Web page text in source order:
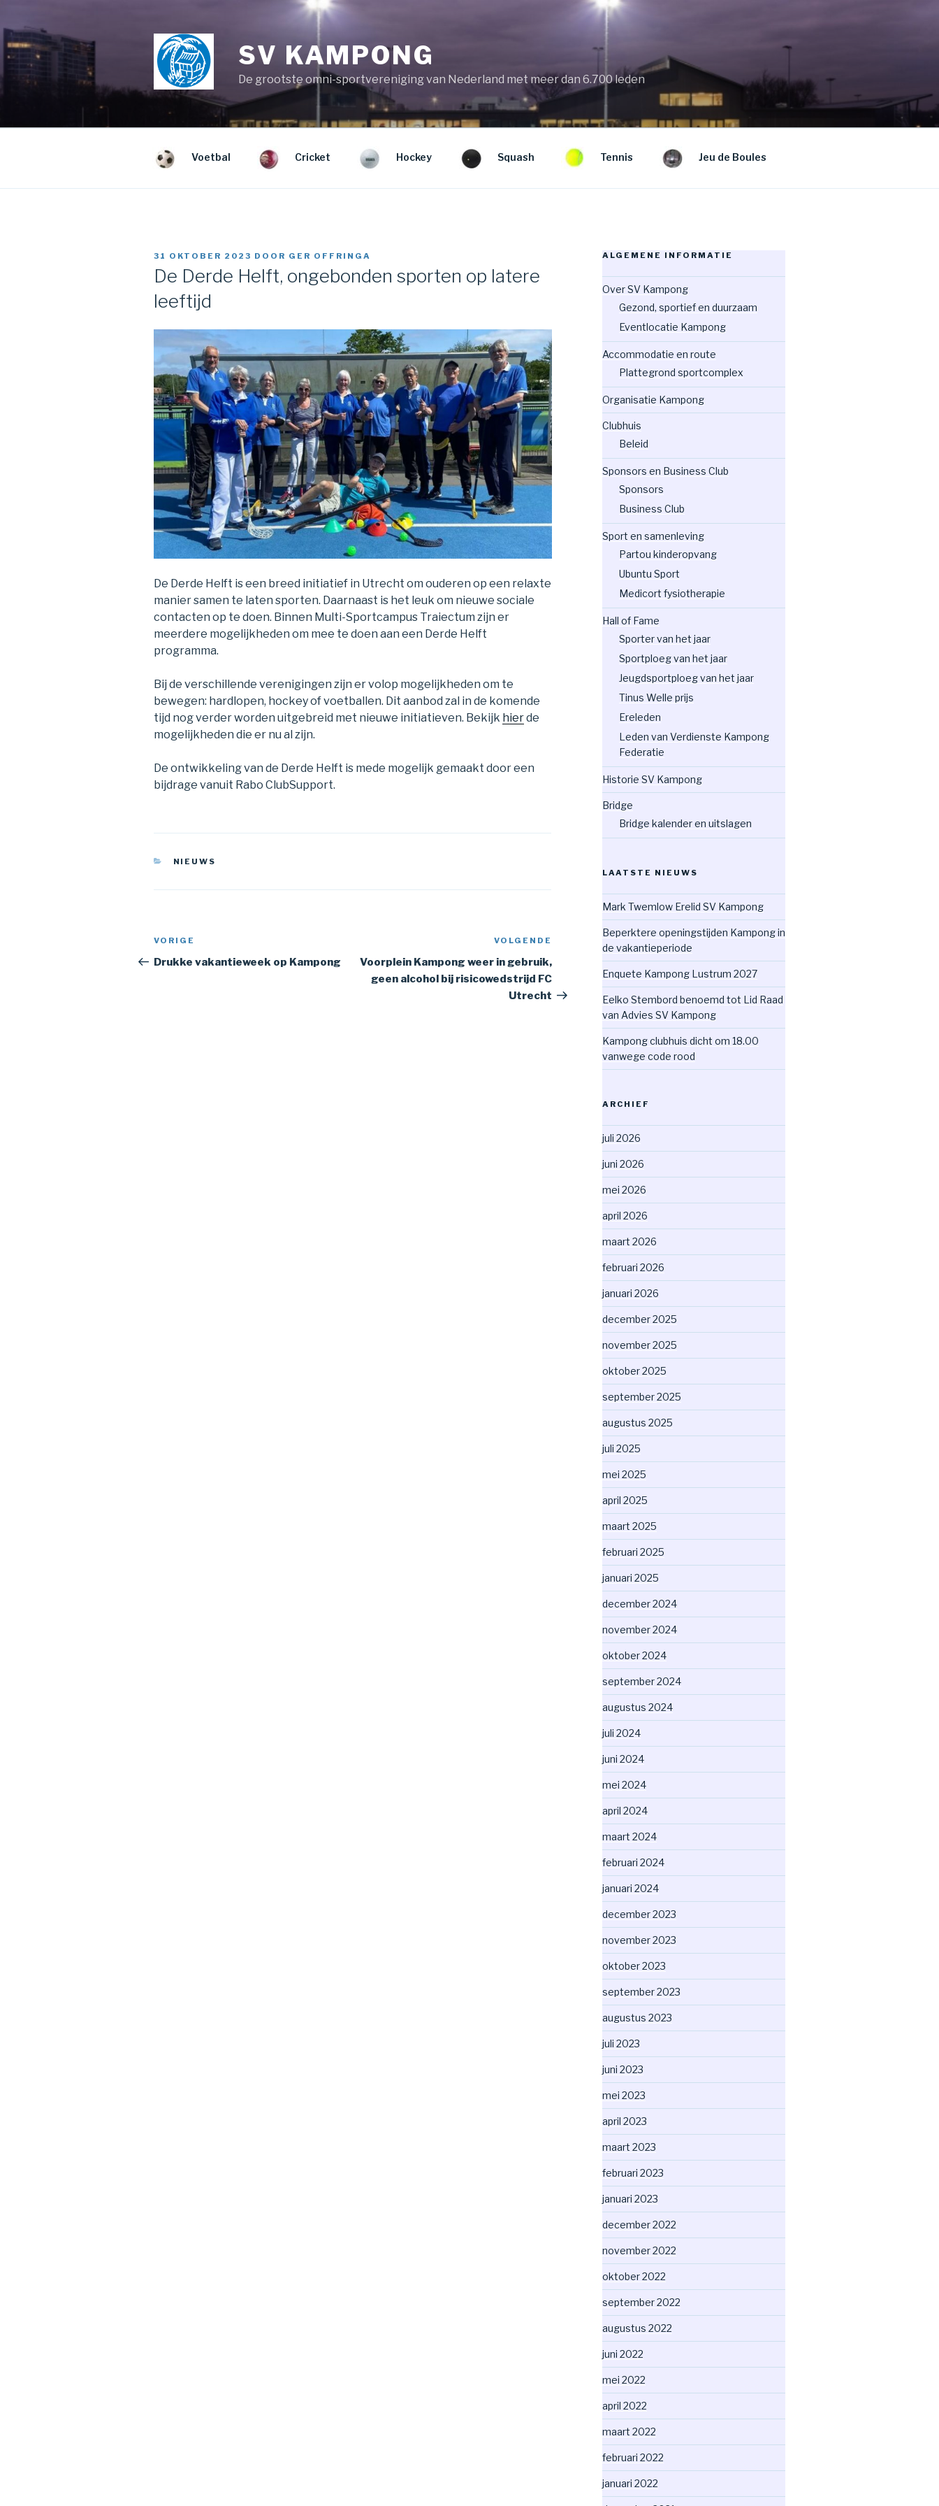
inhoud
springen
SV KAMPONG
De grootste omni-sportvereniging van Nederland met meer dan 6.700 leden
Voetbal Cricket Hockey Squash Tennis Jeu de Boules
GEPLAATST
31 OKTOBER 2023 DOOR GER OFFRINGA
De Derde Helft, ongebonden sporten op latere
leeftijd
De Derde Helft is een breed initiatief in Utrecht om ouderen op een relaxte
manier samen te laten sporten. Daarnaast is het leuk om nieuwe sociale
contacten op te doen. Binnen Multi-Sportcampus Traiectum zijn er
meerdere mogelijkheden om mee te doen aan een Derde Helft
programma.
Bij de verschillende verenigingen zijn er volop mogelijkheden om te
bewegen: hardlopen, hockey of voetballen. Dit aanbod zal in de komende
tijd nog verder worden uitgebreid met nieuwe initiatieven. Bekijk hierde
mogelijkheden die er nu al zijn.
De ontwikkeling van de Derde Helft is mede mogelijk gemaakt door een
bijdrage vanuit Rabo ClubSupport.
CATEGORIEËN
NIEUWS
Bericht
navigatie
Vorig
bericht
VORIGE
Drukke vakantieweek op Kampong
VOLGENDE
Voorplein Kampong weer in gebruik,
geen alcohol bij risicowedstrijd FC
Utrecht
ALGEMENE INFORMATIE
Over SV Kampong
Gezond, sportief en duurzaam
Eventlocatie Kampong
Accommodatie en route
Plattegrond sportcomplex
Organisatie Kampong
Clubhuis
Beleid
Sponsors en Business Club
Sponsors
Business Club
Sport en samenleving
Partou kinderopvang
Ubuntu Sport
Medicort fysiotherapie
Hall of Fame
Sporter van het jaar
Sportploeg van het jaar
Jeugdsportploeg van het jaar
Tinus Welle prijs
Ereleden
Leden van Verdienste Kampong
Federatie
Historie SV Kampong
Bridge
Bridge kalender en uitslagen
LAATSTE NIEUWS
Mark Twemlow Erelid SV Kampong
Beperktere openingstijden Kampong in
de vakantieperiode
Enquete Kampong Lustrum 2027
Eelko Stembord benoemd tot Lid Raad
van Advies SV Kampong
Kampong clubhuis dicht om 18.00
vanwege code rood
ARCHIEF
juli 2026
juni 2026
mei 2026
april 2026
maart 2026
februari 2026
januari 2026
december 2025
november 2025
oktober 2025
september 2025
augustus 2025
juli 2025
mei 2025
april 2025
maart 2025
februari 2025
januari 2025
december 2024
november 2024
oktober 2024
september 2024
augustus 2024
juli 2024
juni 2024
mei 2024
april 2024
maart 2024
februari 2024
januari 2024
december 2023
november 2023
oktober 2023
september 2023
augustus 2023
juli 2023
juni 2023
mei 2023
april 2023
maart 2023
februari 2023
januari 2023
december 2022
november 2022
oktober 2022
september 2022
augustus 2022
juni 2022
mei 2022
april 2022
maart 2022
februari 2022
januari 2022